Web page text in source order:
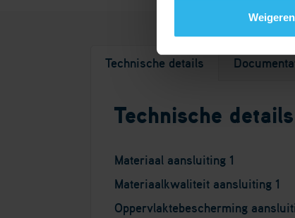
Weigeren
Technische details
Technische details
Materiaal aansluiting 1
Materiaalkwaliteit aansluiting 1
Oppervlaktebescherming